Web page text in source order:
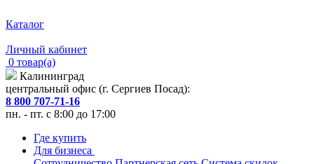
Каталог
Личный кабинет
0 товар(а)
Калининград
центральный офис (г. Сергиев Посад):
8 800 707-71-16
пн. - пт. с 8:00 до 17:00
Где купить
Для бизнеса